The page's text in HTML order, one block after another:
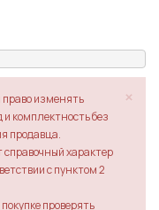
×
право изменять
комплектность без
продавца.
справочный характер
с пунктом 2
проверять